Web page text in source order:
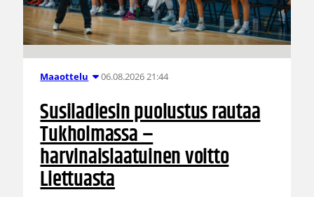
Maaottelu 06.08.2026 21:44
Susiladiesin puolustus rautaa
Tukholmassa –
harvinaislaatuinen voitto
Liettuasta